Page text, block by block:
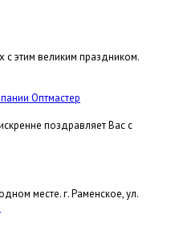
с этим великим праздником.
Оптмастер
поздравляет Вас с
месте. г. Раменское, ул.